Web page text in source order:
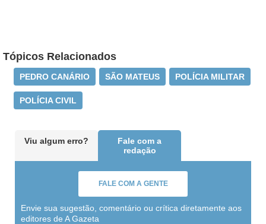
Tópicos Relacionados
PEDRO CANÁRIO SÃO MATEUS POLÍCIA MILITAR
POLÍCIA CIVIL
Viu algum erro?
Fale com a
redação
FALE COM A GENTE
Envie sua sugestão, comentário ou crítica diretamente aos
editores de A Gazeta